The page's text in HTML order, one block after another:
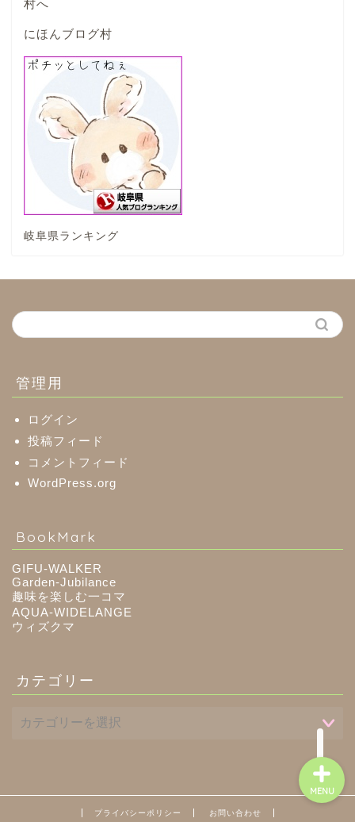
にほんブログ村
岐阜県ランキング
管理用
ログイン
投稿フィード
コメントフィード
WordPress.org
BookMark
GIFU-WALKER
Garden-Jubilance
趣味を楽しむ一コマ
AQUA-WIDELANGE
ウィズクマ
カテゴリー
プライバシーポリシー お問い合わせ
MENU
川辺町